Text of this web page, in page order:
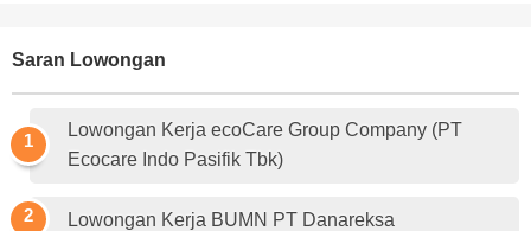
Saran Lowongan
Lowongan Kerja ecoCare Group Company (PT
Ecocare Indo Pasifik Tbk)
Lowongan Kerja BUMN PT Danareksa